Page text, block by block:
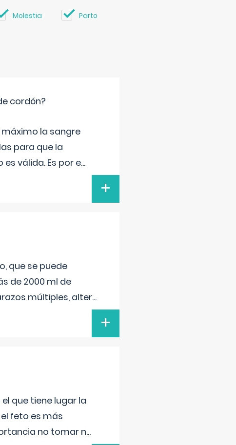
Molestia Parto
cordón?
la sangre
para que la
válida. Es por e...
+
que se puede
de 2000 ml de
múltiples, alter...
+
que tiene lugar la
feto es más
no tomar n...